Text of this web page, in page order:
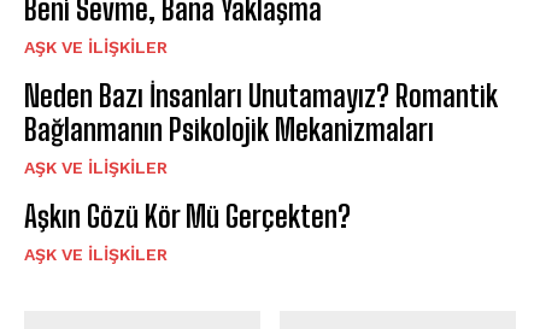
Beni Sevme, Bana Yaklaşma
AŞK VE İLIŞKILER
Neden Bazı İnsanları Unutamayız? Romantik
Bağlanmanın Psikolojik Mekanizmaları
AŞK VE İLIŞKILER
Aşkın Gözü Kör Mü Gerçekten?
AŞK VE İLIŞKILER